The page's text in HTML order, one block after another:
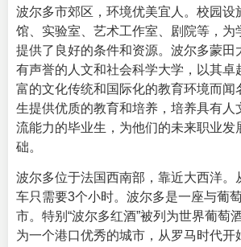
波尔多市郊区，环境优美宜人。校园设
馆、实验室、艺术工作室、剧院等，为
提供了良好的条件和资源。波尔多蒙田
有声誉的人文和社会科学大学，以其卓
富的文化传统和国际化的教育环境而闻
生提供优质的教育和培养，培养具有人
流能力的毕业生，为他们的未来职业发
础。
波尔多位于法国西南部，靠近大西洋。
车只需要3个小时。波尔多是一座与葡
市。特别“波尔多红酒”被列为世界葡萄
为一个港口优秀的城市，从罗马时代开